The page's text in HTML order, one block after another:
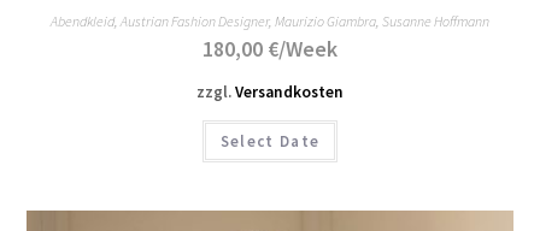
Abendkleid,Austrian Fashion Designer, Maurizio Giambra, Susanne Hoffmann
180,00 €/Week
zzgl.Versandkosten
Select Date